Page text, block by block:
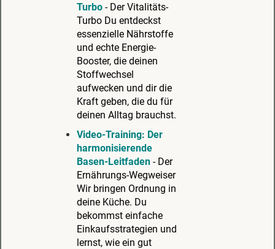
Turbo - Der Vitalitäts-
Turbo Du entdeckst
essenzielle Nährstoffe
und echte Energie-
Booster, die deinen
Stoffwechsel
aufwecken und dir die
Kraft geben, die du für
deinen Alltag brauchst.
Video-Training: Der
harmonisierende
Basen-Leitfaden - Der
Ernährungs-Wegweiser
Wir bringen Ordnung in
deine Küche. Du
bekommst einfache
Einkaufsstrategien und
lernst, wie ein gut